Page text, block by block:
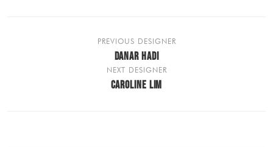
PREVIOUS DESIGNER
DANAR HADI
NEXT DESIGNER
CAROLINE LIM